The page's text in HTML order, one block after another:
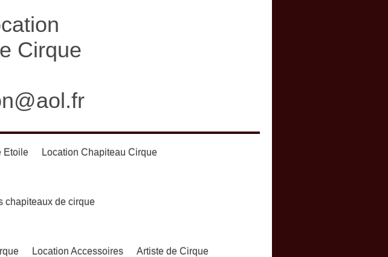
Cirque
Etoile Location Chapiteau Cirque
chapiteaux de cirque
Location Accessoires Artiste de Cirque